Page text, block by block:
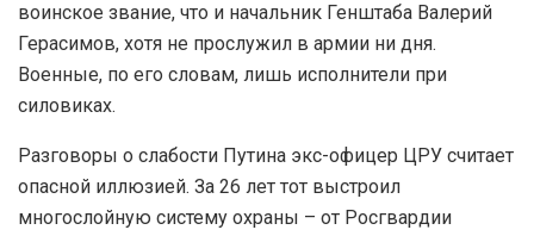
воинское звание, что и начальник Генштаба Валерий
Герасимов, хотя не прослужил в армии ни дня.
Военные, по его словам, лишь исполнители при
силовиках.
Разговоры о слабости Путина экс-офицер ЦРУ считает
опасной иллюзией. За 26 лет тот выстроил
многослойную систему охраны – от Росгвардии